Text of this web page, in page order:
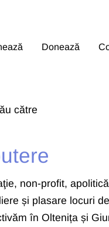
Donează
către
non-profit,
și plasare locuri
în Oltenița și